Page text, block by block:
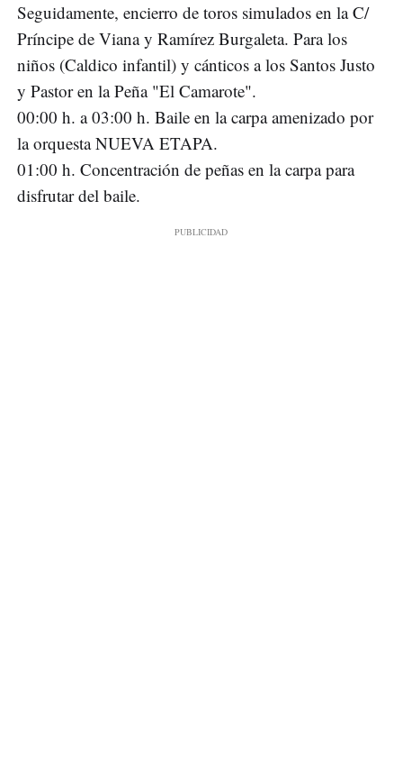
Seguidamente, encierro de toros simulados en la C/
Príncipe de Viana y Ramírez Burgaleta. Para los
niños (Caldico infantil) y cánticos a los Santos Justo
y Pastor en la Peña "El Camarote".
00:00 h. a 03:00 h. Baile en la carpa amenizado por
la orquesta NUEVA ETAPA.
01:00 h. Concentración de peñas en la carpa para
disfrutar del baile.